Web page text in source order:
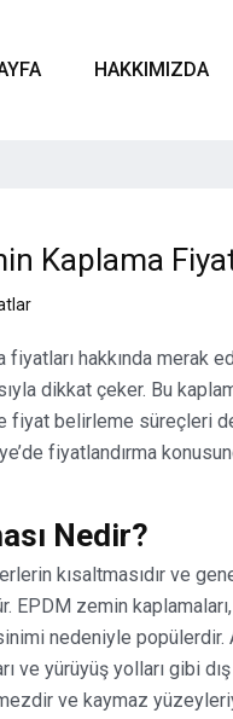
HAKKIMIZDA
Kaplama
hakkında merak
dikkat çeker. Bu
fiyat belirleme süreçleri
fiyatlandırma
Nedir?
kısaltmasıdır ve
EPDM zemin
nedeniyle popülerdir.
ve yürüyüş yolları gibi
ve kaymaz